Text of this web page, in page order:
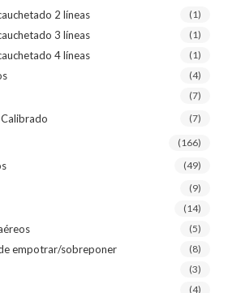
2 líneas (1)
3 líneas (1)
4 líneas (1)
(4)
(7)
(7)
(166)
(49)
(9)
(14)
(5)
empotrar/sobreponer (8)
(3)
(4)